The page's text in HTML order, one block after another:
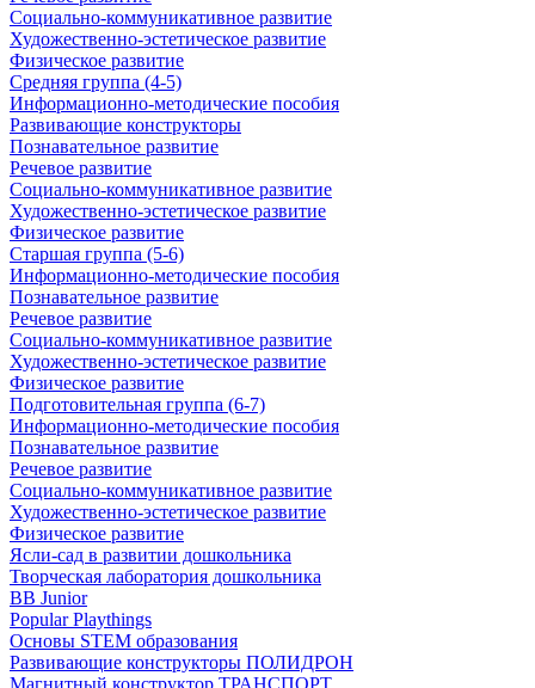
Социально-коммуникативное развитие
Художественно-эстетическое развитие
Физическое развитие
Средняя группа (4-5)
Информационно-методические пособия
Развивающие конструкторы
Познавательное развитие
Речевое развитие
Социально-коммуникативное развитие
Художественно-эстетическое развитие
Физическое развитие
Старшая группа (5-6)
Информационно-методические пособия
Познавательное развитие
Речевое развитие
Социально-коммуникативное развитие
Художественно-эстетическое развитие
Физическое развитие
Подготовительная группа (6-7)
Информационно-методические пособия
Познавательное развитие
Речевое развитие
Социально-коммуникативное развитие
Художественно-эстетическое развитие
Физическое развитие
Ясли-сад в развитии дошкольника
Творческая лаборатория дошкольника
BB Junior
Popular Playthings
Основы STEM образования
Развивающие конструкторы ПОЛИДРОН
Магнитный конструктор ТРАНСПОРТ